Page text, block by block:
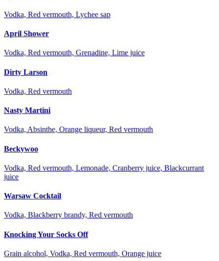
Vodka, Red vermouth, Lychee sap
April Shower
Vodka, Red vermouth, Grenadine, Lime juice
Dirty Larson
Vodka, Red vermouth
Nasty Martini
Vodka, Absinthe, Orange liqueur, Red vermouth
Beckywoo
Vodka, Red vermouth, Lemonade, Cranberry juice, Blackcurrant
juice
Warsaw Cocktail
Vodka, Blackberry brandy, Red vermouth
Knocking Your Socks Off
Grain alcohol, Vodka, Red vermouth, Orange juice